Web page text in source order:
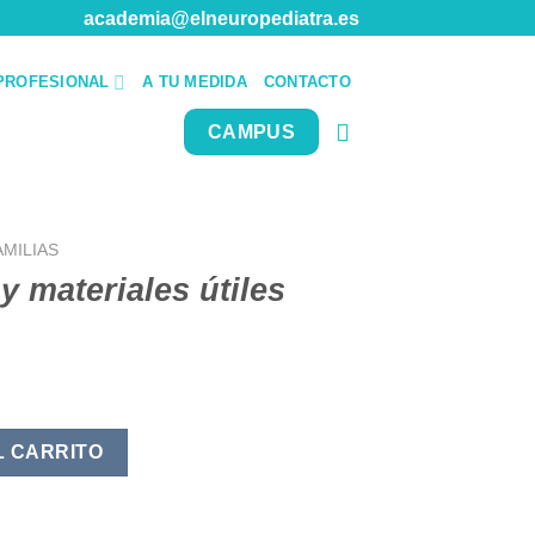
academia@elneuropediatra.es
A TU MEDIDA CONTACTO
CAMPUS
materiales útiles
cantidad
CARRITO